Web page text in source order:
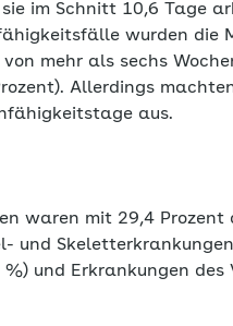
im Schnitt 10,6 Tage
wurden die
mehr als sechs
Allerdings
aus.
waren mit 29,4
und
und Erkrankungen